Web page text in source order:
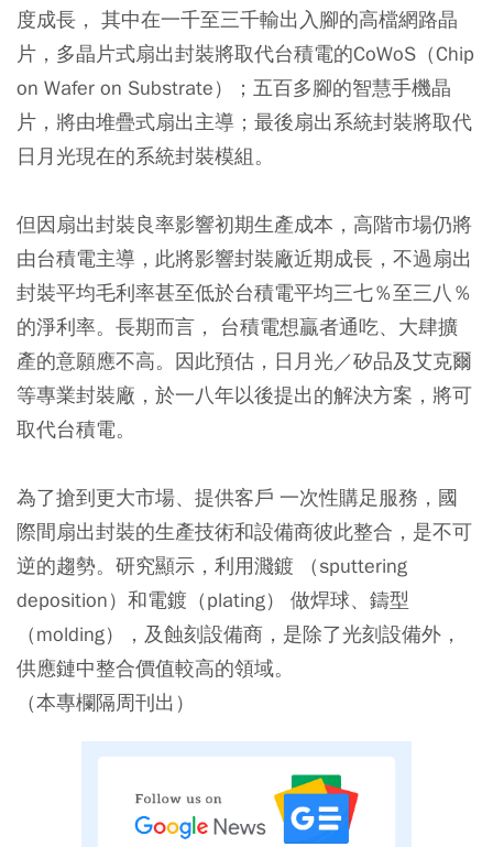
度成長， 其中在一千至三千輸出入腳的高檔網路晶
片，多晶片式扇出封裝將取代台積電的CoWoS（Chip
on Wafer on Substrate）；五百多腳的智慧手機晶
片，將由堆疊式扇出主導；最後扇出系統封裝將取代
日月光現在的系統封裝模組。
但因扇出封裝良率影響初期生產成本，高階市場仍將
由台積電主導，此將影響封裝廠近期成長，不過扇出
封裝平均毛利率甚至低於台積電平均三七％至三八％
的淨利率。長期而言， 台積電想贏者通吃、大肆擴
產的意願應不高。因此預估，日月光／矽品及艾克爾
等專業封裝廠，於一八年以後提出的解決方案，將可
取代台積電。
為了搶到更大市場、提供客戶 一次性購足服務，國
際間扇出封裝的生產技術和設備商彼此整合，是不可
逆的趨勢。研究顯示，利用濺鍍 （sputtering
deposition）和電鍍（plating） 做焊球、鑄型
（molding），及蝕刻設備商，是除了光刻設備外，
供應鏈中整合價值較高的領域。
（本專欄隔周刊出）